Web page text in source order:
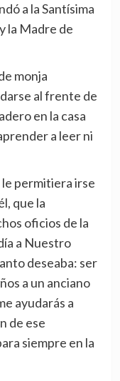
a la Santísima
la Madre de
monja
al frente de
en la casa
a leer ni
le permitiera irse
que la
oficios de la
a Nuestro
deseaba: ser
a un anciano
ayudarás a
de ese
siempre en la